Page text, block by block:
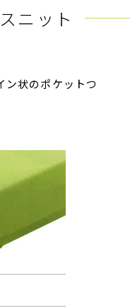
ニット
ン状のポケットつ